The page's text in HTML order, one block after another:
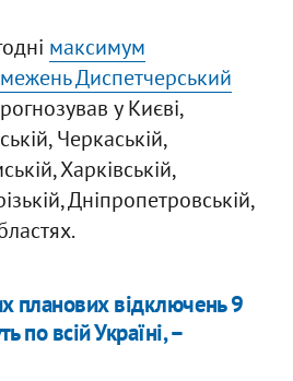
максимум
Диспетчерський
у Києві,
Черкаській,
Харківській,
Дніпропетровській,
планових відключень 9
по всій Україні, –